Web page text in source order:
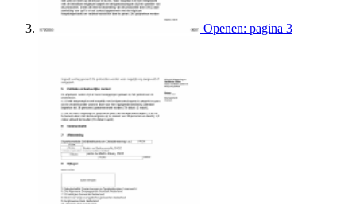
Openen: pagina 3